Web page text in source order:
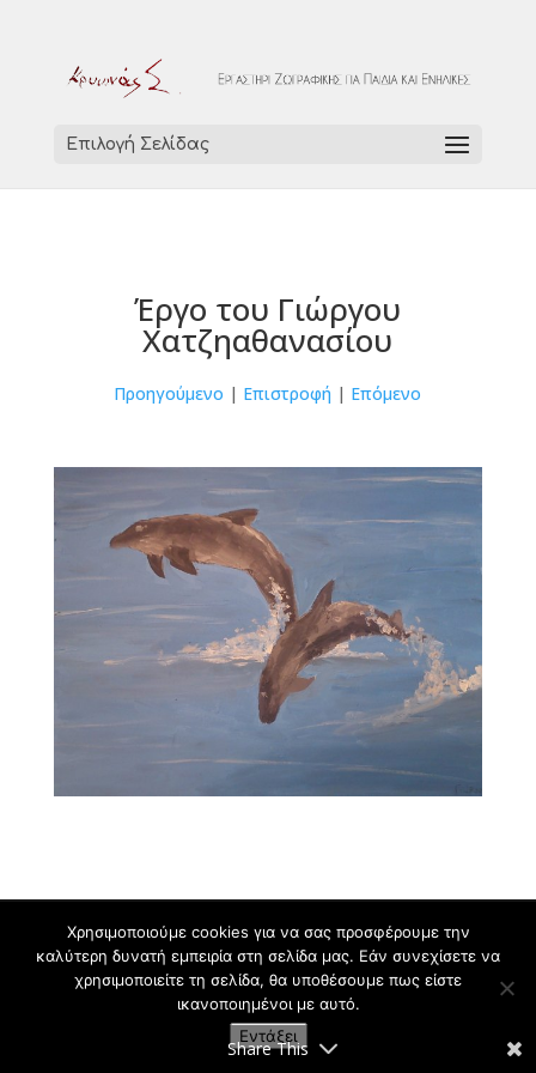
Επιλογή Σελίδας
Έργο του Γιώργου
Χατζηαθανασίου
Προηγούμενο | Επιστροφή | Επόμενο
Εργαστήρι Ζωγραφικής για Παιδιά και Ενήλικες
Κρυωνάς Σ. | 2009-2021
Share This
Χρησιμοποιούμε cookies για να σας προσφέρουμε την
καλύτερη δυνατή εμπειρία στη σελίδα μας. Εάν συνεχίσετε να
χρησιμοποιείτε τη σελίδα, θα υποθέσουμε πως είστε
ικανοποιημένοι με αυτό.
Εντάξει